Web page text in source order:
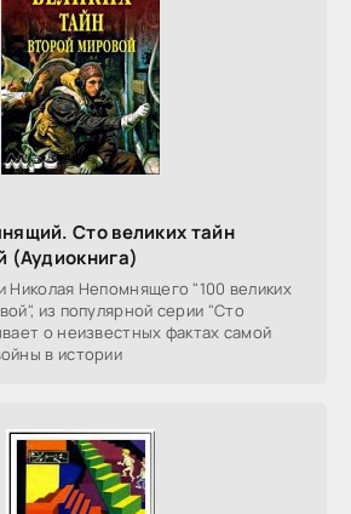
Сто великих тайн
(Аудиокнига)
Николая Непомнящего "100 великих
из популярной серии "Сто
о неизвестных фактах самой
в истории